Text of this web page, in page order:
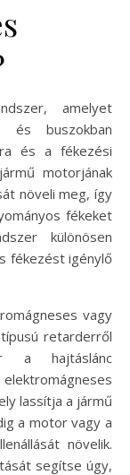
amelyet
és buszokban
és a fékezési
motorjának
növeli meg, így
fékeket
különösen
fékezést igénylő
vagy
retarderről
a hajtáslánc
lassítja a jármű
a motor vagy a
növelik.
segítse úgy,